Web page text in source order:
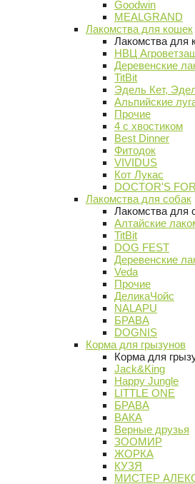
Goodwin
MEALGRAND
Лакомства для кошек
Лакомства для
НВЦ
Деревенские
TitBit
Эдель Кет,
Альпийские
Прочие
4 с хвостиком
Best Dinner
Фитодок
VIVIDUS
Кот Лукас
DOCTOR'S
Лакомства для собак
Лакомства для
Алтайские
TitBit
DOG FEST
Деревенские
Veda
Прочие
ДеликаЧойс
NALAPU
БРАВА
DOGNIS
Корма для грызунов
Корма для
Jack&King
Happy Jungle
LITTLE ONE
БРАВА
ВАКА
Верные друзья
ЗООМИР
ЖОРКА
КУЗЯ
МИСТЕР